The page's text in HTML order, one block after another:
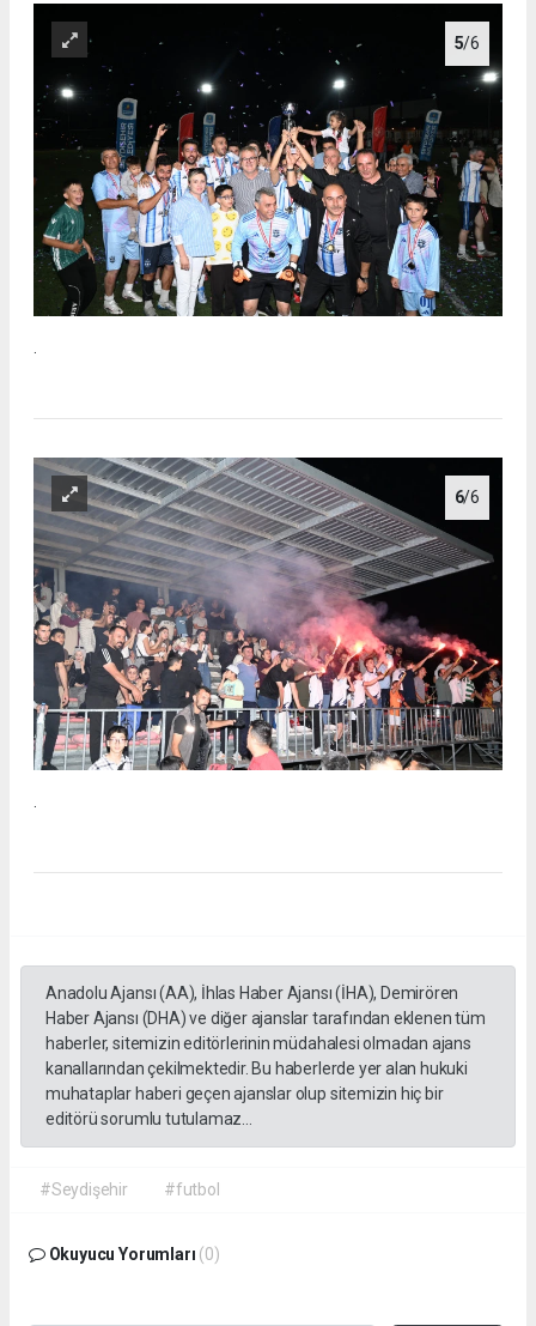
5/6
6/6
Anadolu Ajansı (AA), İhlas Haber Ajansı (İHA), Demirören
Haber Ajansı (DHA) ve diğer ajanslar tarafından eklenen tüm
haberler, sitemizin editörlerinin müdahalesi olmadan ajans
kanallarından çekilmektedir. Bu haberlerde yer alan hukuki
muhataplar haberi geçen ajanslar olup sitemizin hiç bir
editörü sorumlu tutulamaz...
#Seydişehir #futbol
Okuyucu Yorumları (0)